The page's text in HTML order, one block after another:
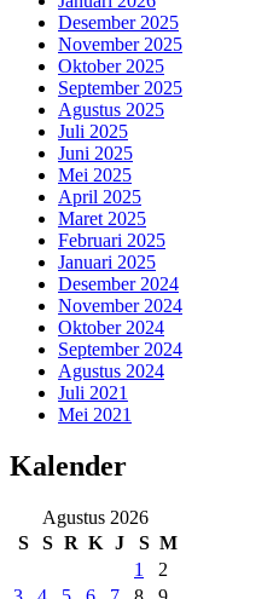
Desember 2025
November 2025
Oktober 2025
September 2025
Agustus 2025
Juli 2025
Juni 2025
Mei 2025
April 2025
Maret 2025
Februari 2025
Januari 2025
Desember 2024
November 2024
Oktober 2024
September 2024
Agustus 2024
Juli 2021
Mei 2021
Kalender
Agustus 2026
S
S R K J S M
1
2